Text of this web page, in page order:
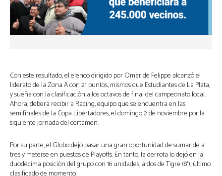
Con este resultado, el elenco dirigido por Omar de Felippe alcanzó el
liderato de la Zona A con 21 puntos, mismos que Estudiantes de La Plata,
y sueña con la clasificación a los octavos de final del campeonato local.
Ahora, deberá recibir a Racing, equipo que se encuentra en las
semifinales de la Copa Libertadores, el domingo 2 de noviembre por la
siguiente jornada del certamen.
Por su parte, el Globo dejó pasar una gran oportunidad de sumar de a
tres y meterse en puestos de Playoffs. En tanto, la derrota lo dejó en la
duodécima posición del grupo con 16 unidades, a dos de Tigre (8°), último